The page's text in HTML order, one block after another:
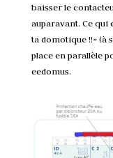
baisser le
auparavant. Ce qui
ta domotique !!» (à
place en parallèle
eedomus.